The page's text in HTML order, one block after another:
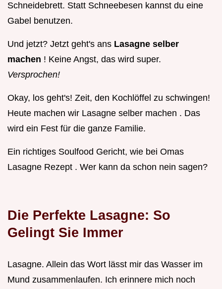
Schneidebrett. Statt Schneebesen kannst du eine
Gabel benutzen.
Und jetzt? Jetzt geht's ans Lasagne selber
machen ! Keine Angst, das wird super.
Versprochen!
Okay, los geht's! Zeit, den Kochlöffel zu schwingen!
Heute machen wir Lasagne selber machen . Das
wird ein Fest für die ganze Familie.
Ein richtiges Soulfood Gericht, wie bei Omas
Lasagne Rezept . Wer kann da schon nein sagen?
Die Perfekte Lasagne: So
Gelingt Sie Immer
Lasagne. Allein das Wort lässt mir das Wasser im
Mund zusammenlaufen. Ich erinnere mich noch